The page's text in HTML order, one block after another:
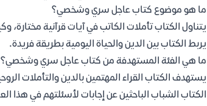
ما هو موضوع كتاب عاجل سري وشخصي؟
يتناول الكتاب تأملات الكاتب في آيات قرآنية
يربط الكتاب بين الدين والحياة اليومية بطريقة فريدة.
ما هي الفئة المستهدفة من كتاب عاجل سري وشخصي؟
يستهدف الكتاب القراء المهتمين بالدين والتأملات
الكتاب الشباب الباحثين عن إجابات لأسئلتهم في هذا